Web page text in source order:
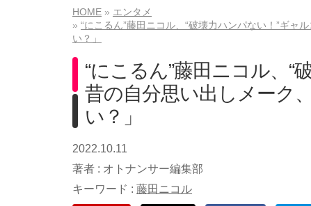
HOME
エンタメ
“にこるん”藤田ニコル、“破壊力ハンパない！”ギ
い？」
“にこるん”藤田ニコル、
昔の自分思い出しメーク
い？」
2022.10.11
著者 : オトナンサー編集部
キーワード : 藤田ニコル